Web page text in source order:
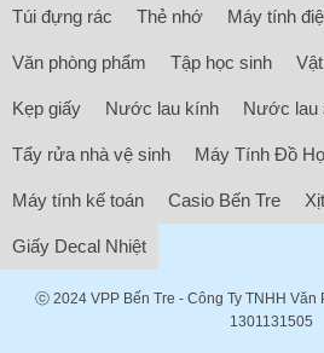
Túi đựng rác Thẻ nhớ Máy tính
Văn phòng phẩm Tập học sinh
Kẹp giấy Nước lau kính Nước lau
Tẩy rửa nhà vệ sinh Máy Tính Đồ
Máy tính kế toán Casio Bến Tre
Giấy Decal Nhiệt
ⓒ 2024 VPP Bến Tre - Công Ty TNHH Văn
1301131505